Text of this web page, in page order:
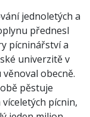
jednoletých a
přednesl
pícninářství a
univerzitě v
obecně.
pěstuje
pícnin,